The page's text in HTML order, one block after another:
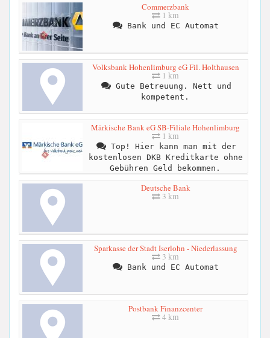
Commerzbank
1 km
Bank und EC Automat
Volksbank Hohenlimburg eG Fil. Holthausen
1 km
Gute Betreuung. Nett und
kompetent.
Märkische Bank eG SB-Filiale Hohenlimburg
1 km
Top! Hier kann man mit der
kostenlosen DKB Kreditkarte ohne
Gebühren Geld bekommen.
Deutsche Bank
3 km
Sparkasse der Stadt Iserlohn - Niederlassung
3 km
Bank und EC Automat
Postbank Finanzcenter
4 km